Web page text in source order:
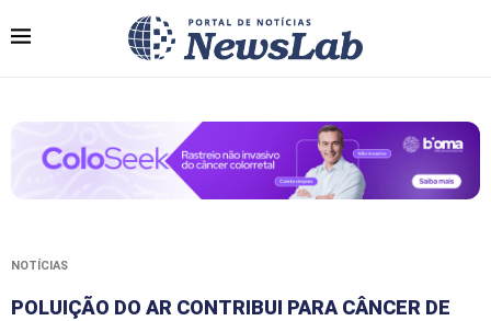
NOTÍCIAS
POLUIÇÃO DO AR CONTRIBUI PARA CÂNCER DE